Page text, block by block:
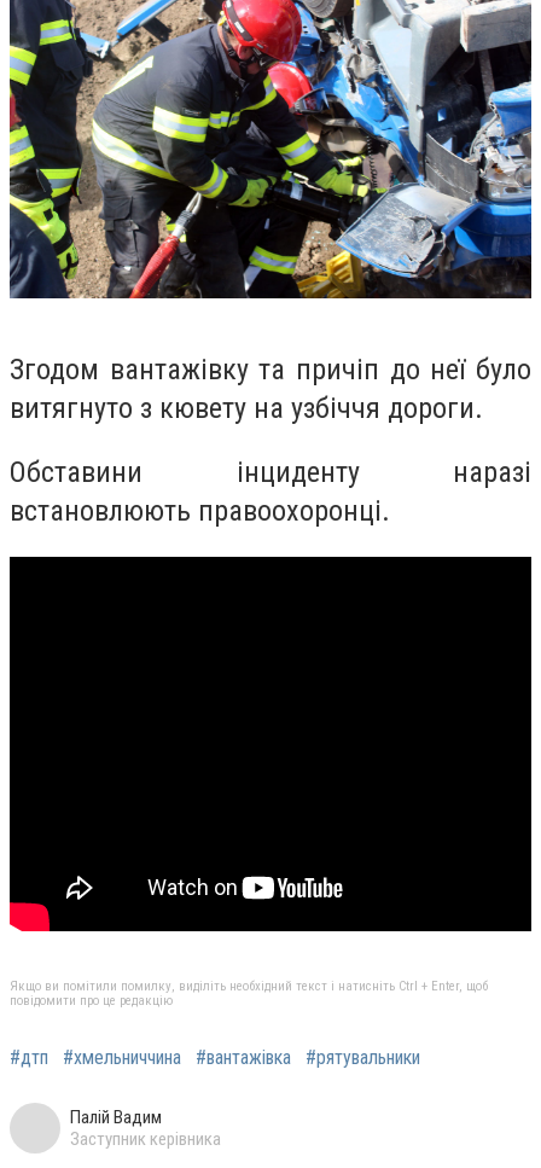
Згодом вантажівку та причіп до неї було
витягнуто з кювету на узбіччя дороги.
Обставини інциденту наразі
встановлюють правоохоронці.
Якщо ви помітили помилку, виділіть необхідний текст і натисніть Ctrl + Enter, щоб
повідомити про це редакцію
#дтп #хмельниччина #вантажівка #рятувальники
Палій Вадим
Заступник керівника